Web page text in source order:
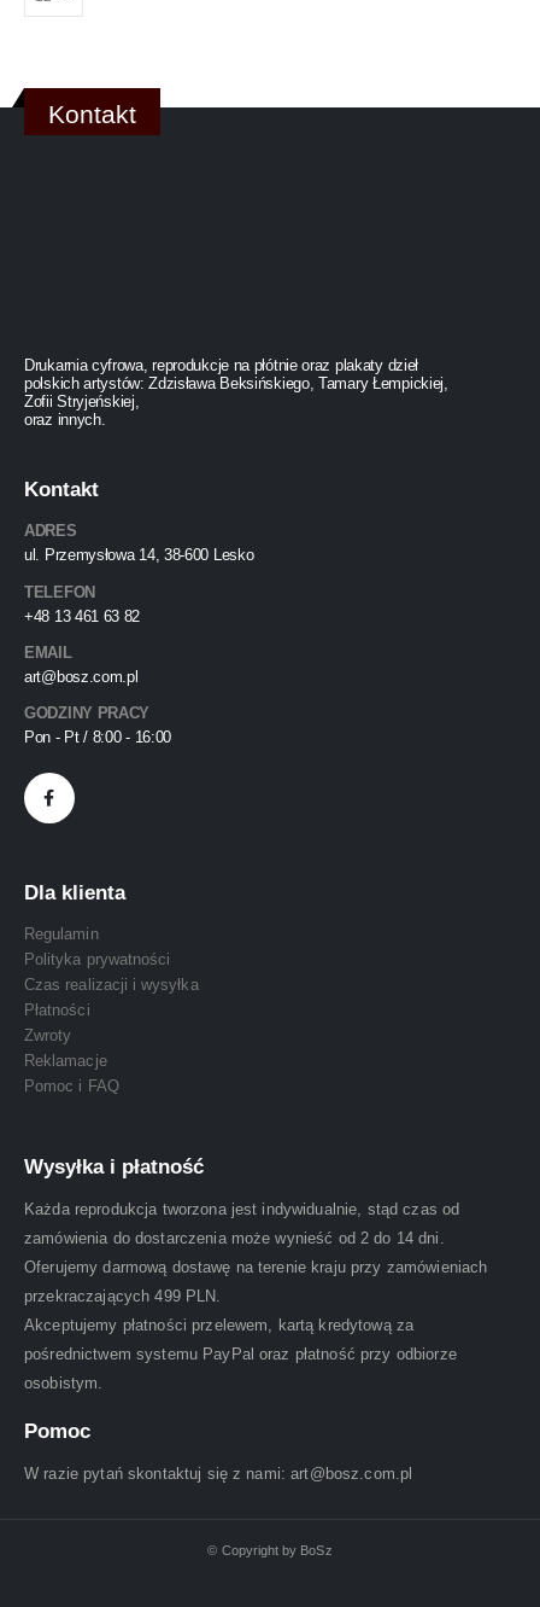
Kontakt
Drukarnia cyfrowa, reprodukcje na płótnie oraz plakaty dzieł
polskich artystów: Zdzisława Beksińskiego, Tamary Łempickiej,
Zofii Stryjeńskiej,
oraz innych.
Kontakt
ADRES
ul. Przemysłowa 14, 38-600 Lesko
TELEFON
+48 13 461 63 82
EMAIL
art@bosz.com.pl
GODZINY PRACY
Pon - Pt / 8:00 - 16:00
Dla klienta
Regulamin
Polityka prywatności
Czas realizacji i wysyłka
Płatności
Zwroty
Reklamacje
Pomoc i FAQ
Wysyłka i płatność
Każda reprodukcja tworzona jest indywidualnie, stąd czas od
zamówienia do dostarczenia może wynieść od 2 do 14 dni.
Oferujemy darmową dostawę na terenie kraju przy zamówieniach
przekraczających 499 PLN.
Akceptujemy płatności przelewem, kartą kredytową za
pośrednictwem systemu PayPal oraz płatność przy odbiorze
osobistym.
Pomoc
W razie pytań skontaktuj się z nami: art@bosz.com.pl
© Copyright by BoSz